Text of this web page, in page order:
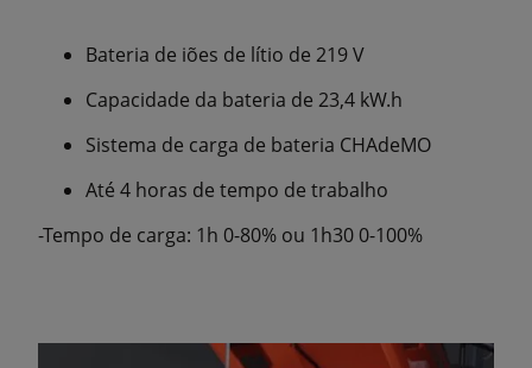
Bateria de iões de lítio de 219 V
Capacidade da bateria de 23,4 kW.h
Sistema de carga de bateria CHAdeMO
Até 4 horas de tempo de trabalho
-Tempo de carga: 1h 0-80% ou 1h30 0-100%